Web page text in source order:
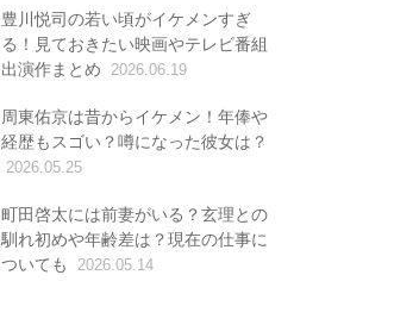
豊川悦司の若い頃がイケメンすぎ
る！見ておきたい映画やテレビ番組
出演作まとめ
2026.06.19
周東佑京は昔からイケメン！年俸や
経歴もスゴい？噂になった彼女は？
2026.05.25
町田啓太には前妻がいる？玄理との
馴れ初めや年齢差は？現在の仕事に
ついても
2026.05.14